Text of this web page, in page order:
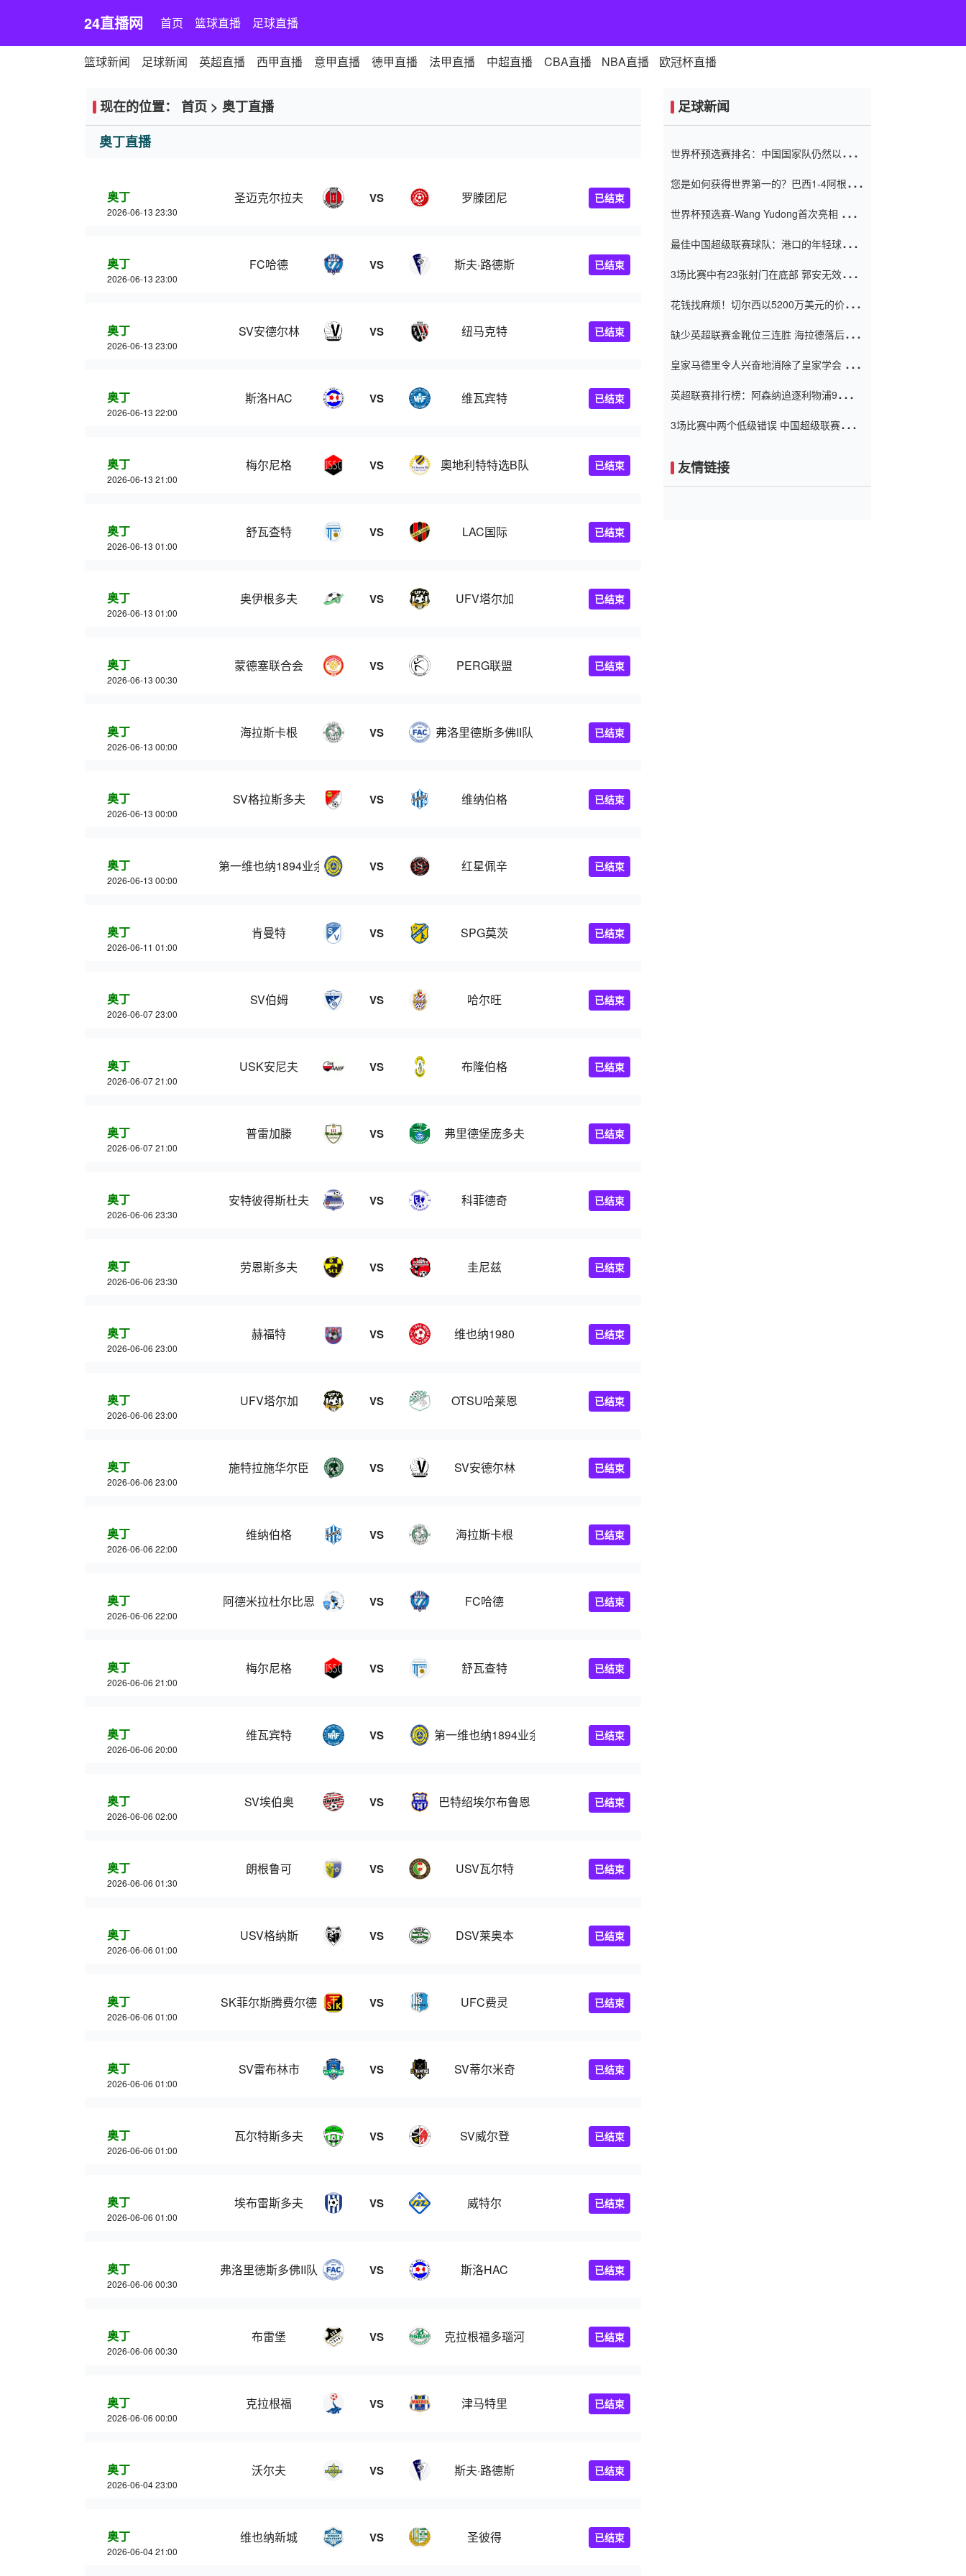
24直播网 首页 篮球直播 足球直播
篮球新闻 足球新闻 英超直播 西甲直播 意甲直播 德甲直播 法甲直播 中超直播 CBA直播 NBA直播 欧冠杯直播
现在的位置： 首页 > 奥丁直播
奥丁直播
奥丁
2026-06-13 23:30
圣迈克尔拉夫 VS 罗滕团尼 已结束
奥丁
2026-06-13 23:00
FC哈德 VS 斯夫·路德斯 已结束
奥丁
2026-06-13 23:00
SV安德尔林 VS 纽马克特 已结束
奥丁
2026-06-13 22:00
斯洛HAC VS 维瓦宾特 已结束
奥丁
2026-06-13 21:00
梅尔尼格 VS 奧地利特特选B队 已结束
奥丁
2026-06-13 01:00
舒瓦查特 VS LAC国际 已结束
奥丁
2026-06-13 01:00
奥伊根多夫 VS UFV塔尔加 已结束
奥丁
2026-06-13 00:30
蒙德塞联合会 VS PERG联盟 已结束
奥丁
2026-06-13 00:00
海拉斯卡根 VS 弗洛里德斯多佛II队 已结束
奥丁
2026-06-13 00:00
SV格拉斯多夫 VS 维纳伯格 已结束
奥丁
2026-06-13 00:00
第一维也纳1894业余 VS 红星佩辛 已结束
奥丁
2026-06-11 01:00
肯曼特 VS SPG莫茨 已结束
奥丁
2026-06-07 23:00
SV伯姆 VS 哈尔旺 已结束
奥丁
2026-06-07 21:00
USK安尼夫 VS 布隆伯格 已结束
奥丁
2026-06-07 21:00
普雷加滕 VS 弗里德堡庞多夫 已结束
奥丁
2026-06-06 23:30
安特彼得斯杜夫 VS 科菲德奇 已结束
奥丁
2026-06-06 23:30
劳恩斯多夫 VS 圭尼兹 已结束
奥丁
2026-06-06 23:00
赫福特 VS 维也纳1980 已结束
奥丁
2026-06-06 23:00
UFV塔尔加 VS OTSU哈莱恩 已结束
奥丁
2026-06-06 23:00
施特拉施华尔臣 VS SV安德尔林 已结束
奥丁
2026-06-06 22:00
维纳伯格 VS 海拉斯卡根 已结束
奥丁
2026-06-06 22:00
阿德米拉杜尔比恩 VS FC哈德 已结束
奥丁
2026-06-06 21:00
梅尔尼格 VS 舒瓦查特 已结束
奥丁
2026-06-06 20:00
维瓦宾特 VS 第一维也纳1894业余 已结束
奥丁
2026-06-06 02:00
SV埃伯奥 VS 巴特绍埃尔布鲁恩 已结束
奥丁
2026-06-06 01:30
朗根鲁可 VS USV瓦尔特 已结束
奥丁
2026-06-06 01:00
USV格纳斯 VS DSV莱奥本 已结束
奥丁
2026-06-06 01:00
SK菲尔斯腾费尔德 VS UFC费灵 已结束
奥丁
2026-06-06 01:00
SV雷布林市 VS SV蒂尔米奇 已结束
奥丁
2026-06-06 01:00
瓦尔特斯多夫 VS SV威尔登 已结束
奥丁
2026-06-06 01:00
埃布雷斯多夫 VS 威特尔 已结束
奥丁
2026-06-06 00:30
弗洛里德斯多佛II队 VS 斯洛HAC 已结束
奥丁
2026-06-06 00:30
布雷堡 VS 克拉根福多瑙河 已结束
奥丁
2026-06-06 00:00
克拉根福 VS 津马特里 已结束
奥丁
2026-06-04 23:00
沃尔夫 VS 斯夫·路德斯 已结束
奥丁
2026-06-04 21:00
维也纳新城 VS 圣彼得 已结束
足球新闻
世界杯预选赛排名：中国国家队仍然以6分
您是如何获得世界第一的？巴西1-4阿根
世界杯预选赛-Wang Yudong首次亮相 中国
最佳中国超级联赛球队：港口的年轻球员在
（Taishan）
3场比赛中有23张射门在底部 郭安无效传球
花钱找麻烦！切尔西以5200万美元的价格
窗口
缺少英超联赛金靴位三连胜 海拉德落后6球
皇家马德里令人兴奋地消除了皇家学会 安
英超联赛排行榜：阿森纳追逐利物浦9分 曼
3场比赛中两个低级错误 中国超级联赛的前
友情链接